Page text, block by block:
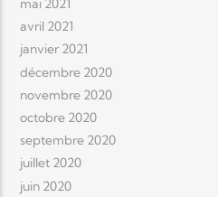
mai 2021
avril 2021
janvier 2021
décembre 2020
novembre 2020
octobre 2020
septembre 2020
juillet 2020
juin 2020